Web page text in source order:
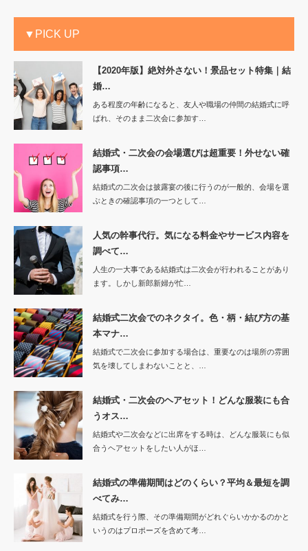
▼PICK UP
【2020年版】絶対外さない！景品セット特集｜結
婚…
ある程度の年齢になると、友人や職場の仲間の結婚式に呼
ばれ、そのまま二次会に参加す…
結婚式・二次会の会場選びは超重要！外せない確
認事項…
結婚式の二次会は披露宴の後に行うのが一般的、会場を選
ぶときの確認事項の一つとして…
人気の幹事代行。気になる料金やサービス内容を
調べて…
人生の一大事である結婚式は二次会が行われることがあり
ます。しかし新郎新婦が忙…
結婚式二次会でのネクタイ。色・柄・結び方の基
本マナ…
結婚式で二次会に参加する場合は、重要なのは場所の雰囲
気を壊してしまわないことと、…
結婚式・二次会のヘアセット！どんな服装にも合
うオス…
結婚式や二次会などに出席をする時は、どんな服装にも似
合うヘアセットをしたい人がほ…
結婚式の準備期間はどのくらい？平均＆最短を調
べてみ…
結婚式を行う際、その準備期間がどれぐらいかかるのかと
いうのはプロポーズを含めて考…